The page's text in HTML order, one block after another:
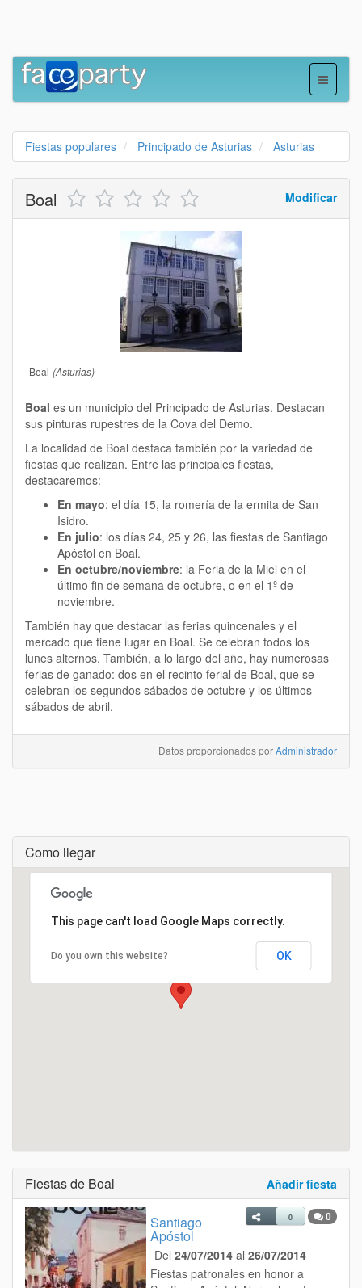
Fiestas populares Principado de Asturias Asturias
Modificar
Boal
Boal (Asturias)
Boal es un municipio del Principado de Asturias. Destacan
sus pinturas rupestres de la Cova del Demo.
La localidad de Boal destaca también por la variedad de
fiestas que realizan. Entre las principales fiestas,
destacaremos:
En mayo: el día 15, la romería de la ermita de San
Isidro.
En julio: los días 24, 25 y 26, las fiestas de Santiago
Apóstol en Boal.
En octubre/noviembre: la Feria de la Miel en el
último fin de semana de octubre, o en el 1º de
noviembre.
También hay que destacar las ferias quincenales y el
mercado que tiene lugar en Boal. Se celebran todos los
lunes alternos. También, a lo largo del año, hay numerosas
ferias de ganado: dos en el recinto ferial de Boal, que se
celebran los segundos sábados de octubre y los últimos
sábados de abril.
Datos proporcionados porAdministrador
Como llegar
Cargando...
This page can't load Google Maps correctly.
Do you own this website? OK
Añadir fiesta
Fiestas de Boal
0
0
Santiago
Apóstol
Del 24/07/2014 al 26/07/2014
Fiestas patronales en honor a